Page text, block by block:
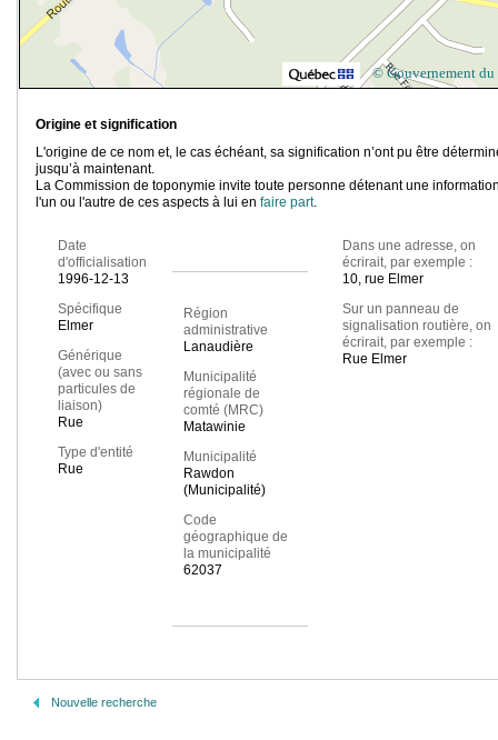
© Gouvernement du
Origine et signification
L'origine de ce nom et, le cas échéant, sa signification n’ont pu être
jusqu’à maintenant.
La Commission de toponymie invite toute personne détenant une
l'un ou l'autre de ces aspects à lui en faire part.
Date
d'officialisation
1996-12-13
Spécifique
Elmer
Générique
(avec ou sans
particules de
liaison)
Rue
Type d'entité
Rue
Région
administrative
Lanaudière
Municipalité
régionale de
comté (MRC)
Matawinie
Municipalité
Rawdon
(Municipalité)
Code
géographique de
la municipalité
62037
Dans une adresse, on
écrirait, par exemple :
10, rue Elmer
Sur un panneau de
signalisation routière, on
écrirait, par exemple :
Rue Elmer
Nouvelle recherche